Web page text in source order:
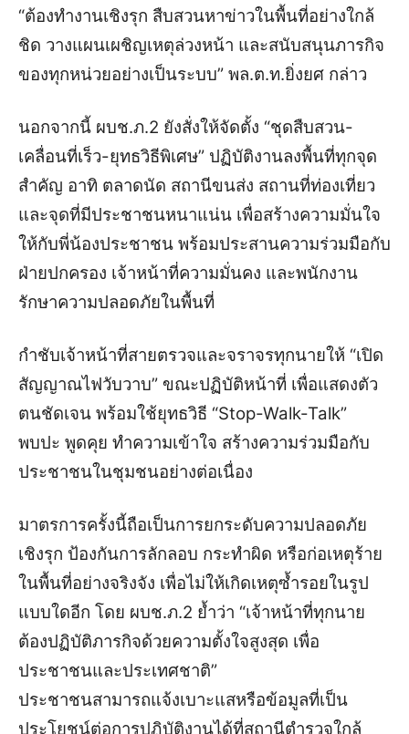
“ต้องทำงานเชิงรุก สืบสวนหาข่าวในพื้นที่อย่างใกล้
ชิด วางแผนเผชิญเหตุล่วงหน้า และสนับสนุนภารกิจ
ของทุกหน่วยอย่างเป็นระบบ” พล.ต.ท.ยิ่งยศ กล่าว
นอกจากนี้ ผบช.ภ.2 ยังสั่งให้จัดตั้ง “ชุดสืบสวน-
เคลื่อนที่เร็ว-ยุทธวิธีพิเศษ” ปฏิบัติงานลงพื้นที่ทุกจุด
สำคัญ อาทิ ตลาดนัด สถานีขนส่ง สถานที่ท่องเที่ยว
และจุดที่มีประชาชนหนาแน่น เพื่อสร้างความมั่นใจ
ให้กับพี่น้องประชาชน พร้อมประสานความร่วมมือกับ
ฝ่ายปกครอง เจ้าหน้าที่ความมั่นคง และพนักงาน
รักษาความปลอดภัยในพื้นที่
กำชับเจ้าหน้าที่สายตรวจและจราจรทุกนายให้ “เปิด
สัญญาณไฟวับวาบ” ขณะปฏิบัติหน้าที่ เพื่อแสดงตัว
ตนชัดเจน พร้อมใช้ยุทธวิธี “Stop-Walk-Talk”
พบปะ พูดคุย ทำความเข้าใจ สร้างความร่วมมือกับ
ประชาชนในชุมชนอย่างต่อเนื่อง
มาตรการครั้งนี้ถือเป็นการยกระดับความปลอดภัย
เชิงรุก ป้องกันการลักลอบ กระทำผิด หรือก่อเหตุร้าย
ในพื้นที่อย่างจริงจัง เพื่อไม่ให้เกิดเหตุซ้ำรอยในรูป
แบบใดอีก โดย ผบช.ภ.2 ย้ำว่า “เจ้าหน้าที่ทุกนาย
ต้องปฏิบัติภารกิจด้วยความตั้งใจสูงสุด เพื่อ
ประชาชนและประเทศชาติ”
ประชาชนสามารถแจ้งเบาะแสหรือข้อมูลที่เป็น
ประโยชน์ต่อการปฏิบัติงานได้ที่สถานีตำรวจใกล้